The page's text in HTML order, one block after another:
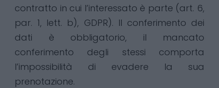
contratto in cui l’interessato è parte (art. 6,
par. 1, lett. b), GDPR). Il conferimento dei
dati è obbligatorio, il mancato
conferimento degli stessi comporta
l’impossibilità di evadere la sua
prenotazione.